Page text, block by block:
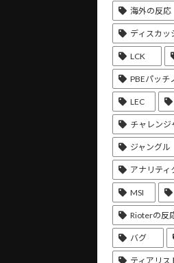
海外の反応
ディスカッ
LCK
PBEパッチ
LEC
チャレンジ
ジャングル
アナリティ
MSI
Rioterの反
バグ
ティアリス